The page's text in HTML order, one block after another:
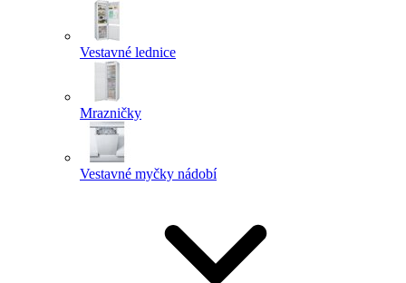
Vestavné lednice
Mrazničky
Vestavné myčky nádobí